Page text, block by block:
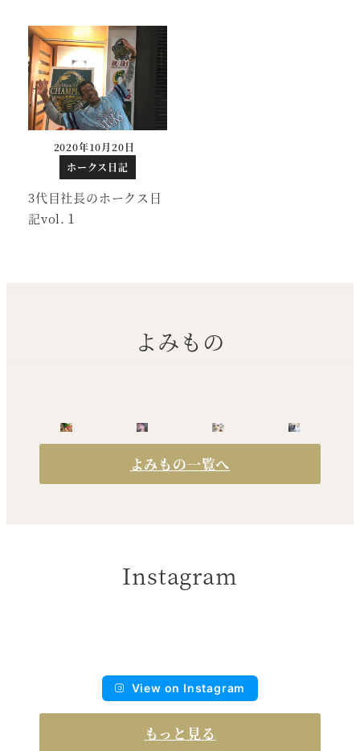
3代目社長のホークス日
記vol.１
投稿日
2020年10月20日
ホークス日記
よみもの
よみもの一覧へ
Instagram
View on Instagram
もっと見る